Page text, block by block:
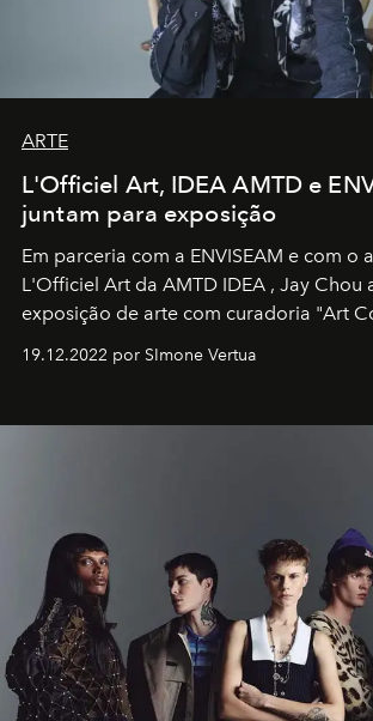
ARTE
L'Officiel Art, IDEA AMTD e
juntam para exposição
Em parceria com a ENVISEAM e com o
L'Officiel Art da AMTD IDEA , Jay Chou
exposição de arte com curadoria "Art
19.12.2022 por SImone Vertua